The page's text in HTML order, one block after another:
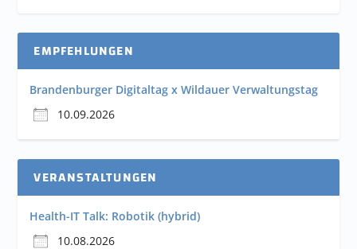
EMPFEHLUNGEN
Brandenburger Digitaltag x Wildauer Verwaltungstag
10.09.2026
VERANSTALTUNGEN
Health-IT Talk: Robotik (hybrid)
10.08.2026